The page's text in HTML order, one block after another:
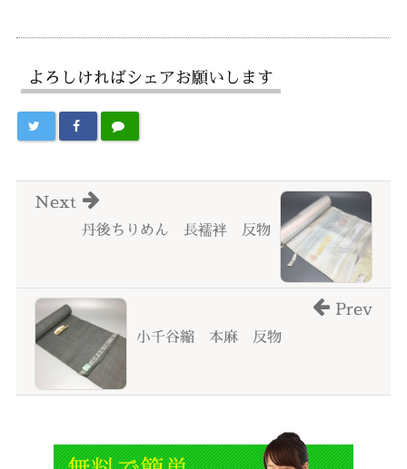
よろしければシェアお願いします
丹後ちりめん 長襦袢 反物
Next
小千谷縮 本麻 反物
Prev